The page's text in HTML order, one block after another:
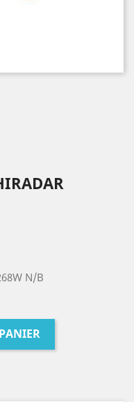
N/B